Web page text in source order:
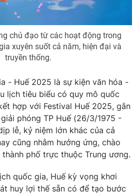
Truyền hình Việt Nam
VTV
in và báo điện tử số 483/GP-BTTTT
Thị Mỹ Hạnh, Phạm Quốc Thắng,
chủ đạo từ các hoạt động trong
xuyên suốt cả năm, hiện đại và
truyền thống.
- Huế 2025 là sự kiện văn hóa -
lịch tiêu biểu có quy mô quốc
hợp với Festival Huế 2025, gắn
phóng TP Huế (26/3/1975 -
lễ, kỷ niệm lớn khác của cả
cũng nhằm hưởng ứng, chào
phố trực thuộc Trung ương.
quốc gia, Huế kỳ vọng khơi
huy lợi thế sẵn có để tạo bước